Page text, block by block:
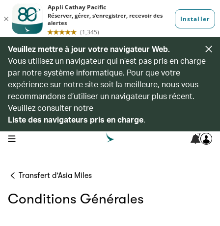
Veuillez mettre à jour votre navigateur Web.
Vous utilisez un navigateur qui n’est pas pris en charge
par notre système informatique. Pour que votre
expérience sur notre site soit la meilleure, nous vous
recommandons d’utiliser un navigateur plus récent.
Veuillez consulter notre
Liste des navigateurs pris en charge.
open navigation menu 7
Transfert d’Asia Miles
Conditions Générales